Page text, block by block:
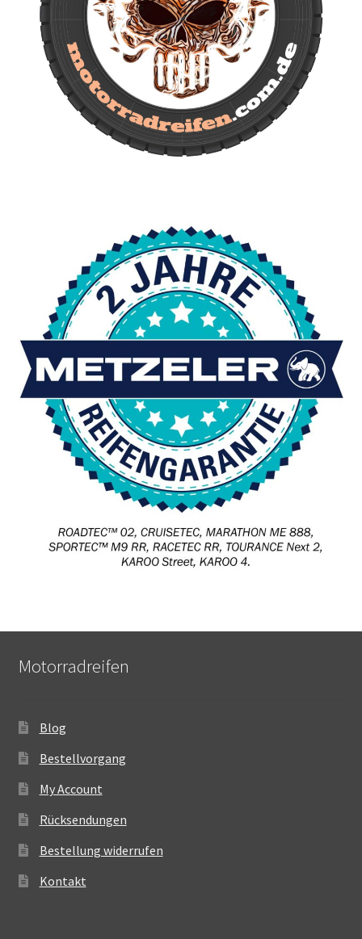
Motorradreifen
Blog
Bestellvorgang
My Account
Rücksendungen
Bestellung widerrufen
Kontakt